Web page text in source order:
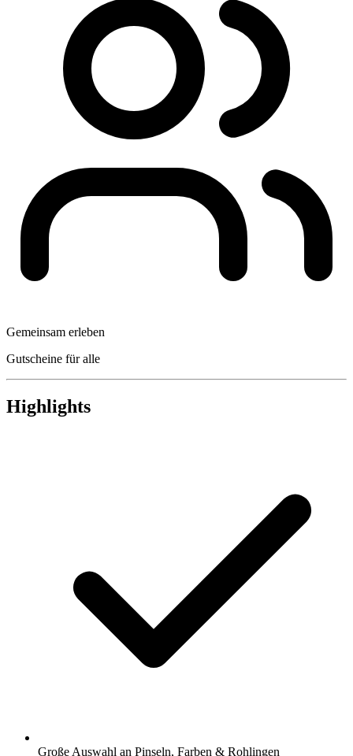
Gemeinsam erleben
Gutscheine für alle
Highlights
Große Auswahl an Pinseln, Farben & Rohlingen